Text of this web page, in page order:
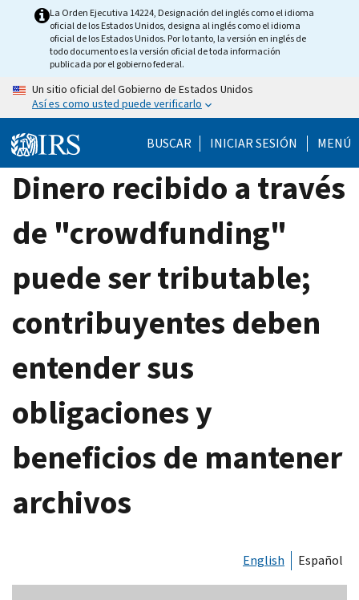
La Orden Ejecutiva 14224, Designación del inglés como el idioma
oficial de los Estados Unidos, designa al inglés como el idioma
oficial de los Estados Unidos. Por lo tanto, la versión en inglés de
todo documento es la versión oficial de toda información
publicada por el gobierno federal.
Un sitio oficial del Gobierno de Estados Unidos
Así es como usted puede verificarlo
BUSCAR INICIAR SESIÓN MENÚ
Dinero recibido a través
de "crowdfunding"
puede ser tributable;
contribuyentes deben
entender sus
obligaciones y
beneficios de mantener
archivos
English Español